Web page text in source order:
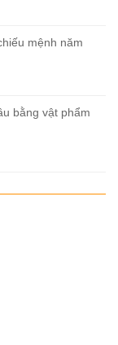
mệnh năm
bằng vật phẩm